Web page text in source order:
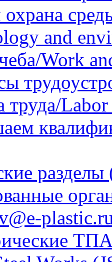
охрана
and
Work
Labor